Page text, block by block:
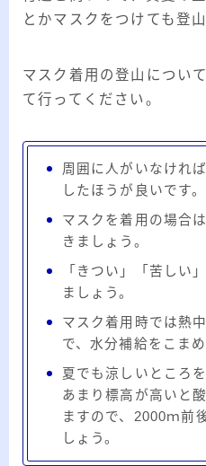
とかマスクをつけても登
マスク着用の登山につい
て行ってください。
周囲に人がいなけれ
したほうが良いです。
マスクを着用の場合
きましょう。
「きつい」「苦しい
ましょう。
マスク着用時では熱
で、水分補給をこま
夏でも涼しいところ
あまり標高が高いと
ますので、2000ｍ前
しょう。